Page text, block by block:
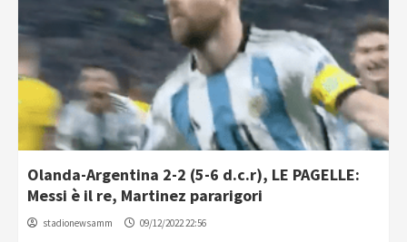
Olanda-Argentina 2-2 (5-6 d.c.r), LE PAGELLE:
Messi è il re, Martinez pararigori
stadionewsamm 09/12/2022 22:56